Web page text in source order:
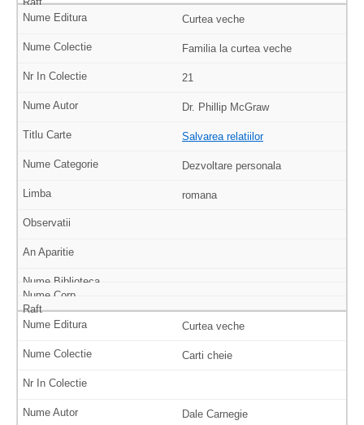
Curtea veche
Familia la curtea veche
21
Dr. Phillip McGraw
Salvarea relatiilor
Dezvoltare personala
romana
Curtea veche
Carti cheie
Dale Carnegie